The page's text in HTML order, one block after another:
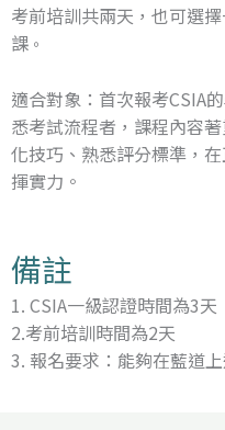
考前培訓共兩天，也可選
課 。
適合對象：首次報考CSIA
悉考試流程者，課程內容
化技巧、熟悉評分標準，
揮實力。
備註
1. CSIA一級認證時間為3天
2.考前培訓時間為2天
3. 報名要求：能夠在藍道